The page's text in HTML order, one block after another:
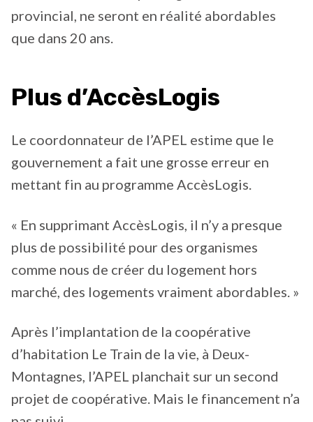
provincial, ne seront en réalité abordables
que dans 20 ans.
Plus d’AccèsLogis
Le coordonnateur de l’APEL estime que le
gouvernement a fait une grosse erreur en
mettant fin au programme AccèsLogis.
« En supprimant AccèsLogis, il n’y a presque
plus de possibilité pour des organismes
comme nous de créer du logement hors
marché, des logements vraiment abordables. »
Après l’implantation de la coopérative
d’habitation Le Train de la vie, à Deux-
Montagnes, l’APEL planchait sur un second
projet de coopérative. Mais le financement n’a